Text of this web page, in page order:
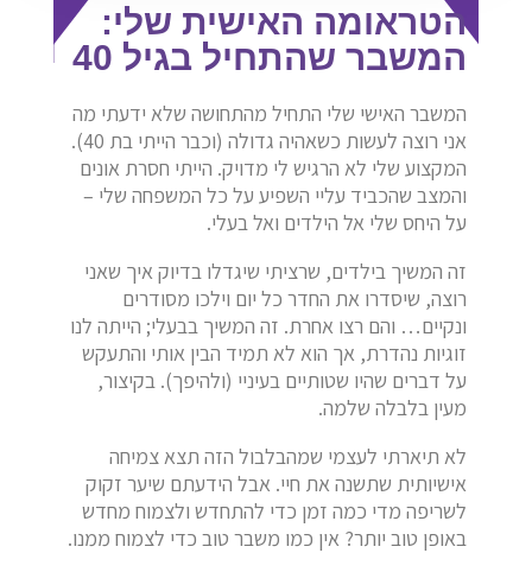
הטראומה האישית שלי:
המשבר שהתחיל בגיל 40
המשבר האישי שלי התחיל מהתחושה שלא ידעתי מה
אני רוצה לעשות כשאהיה גדולה (וכבר הייתי בת 40).
המקצוע שלי לא הרגיש לי מדויק. הייתי חסרת אונים
והמצב שהכביד עליי השפיע על כל המשפחה שלי –
על היחס שלי אל הילדים ואל בעלי.
זה המשיך בילדים, שרציתי שיגדלו בדיוק איך שאני
רוצה, שיסדרו את החדר כל יום וילכו מסודרים
ונקיים… והם רצו אחרת. זה המשיך בבעלי; הייתה לנו
זוגיות נהדרת, אך הוא לא תמיד הבין אותי והתעקש
על דברים שהיו שטותיים בעיניי (ולהיפך). בקיצור,
מעין בלבלה שלמה.
לא תיארתי לעצמי שמהבלבול הזה תצא צמיחה
אישיותית שתשנה את חיי. אבל הידעתם שיער זקוק
לשריפה מדי כמה זמן כדי להתחדש ולצמוח מחדש
באופן טוב יותר? אין כמו משבר טוב כדי לצמוח ממנו.